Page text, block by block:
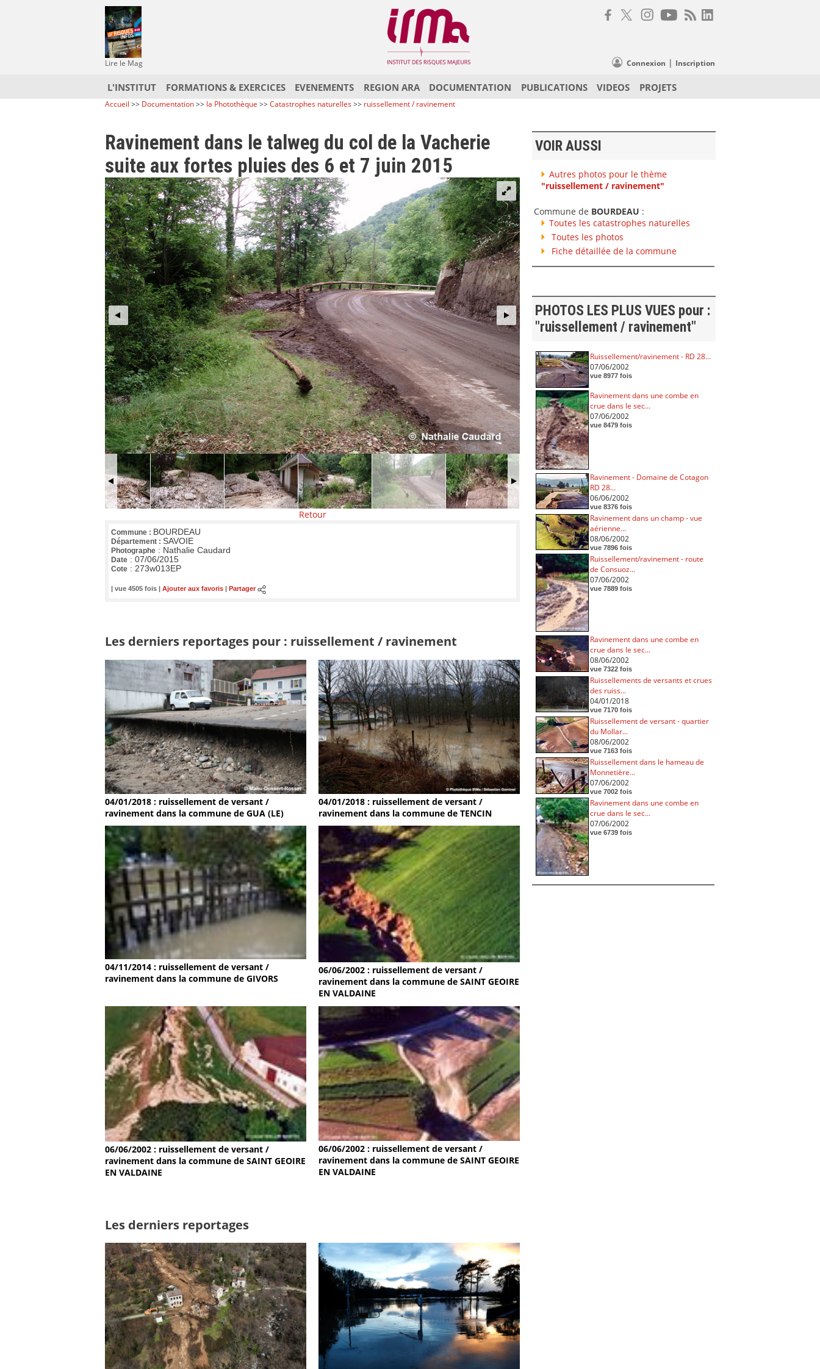
Lire le Mag Connexion | Inscription
L'INSTITUT FORMATIONS & EXERCICES EVENEMENTS REGION ARA DOCUMENTATION PUBLICATIONS VIDEOS PROJETS
Accueil >> Documentation>> la Photothèque >>Catastrophes naturelles>> ruissellement / ravinement
Ravinement dans le talweg du col de la Vacherie
suite aux fortes pluies des 6 et 7 juin 2015
Retour
Commune : BOURDEAU
Département : SAVOIE
Photographe : Nathalie Caudard
Date : 07/06/2015
Cote : 273w013EP
| vue 4505 fois | Ajouter aux favoris Partager
Les derniers reportages pour : ruissellement / ravinement
04/01/2018 : ruissellement de versant /
ravinement dans la commune de GUA (LE)
04/01/2018 : ruissellement de versant /
ravinement dans la commune de TENCIN
04/11/2014 : ruissellement de versant /
ravinement dans la commune de GIVORS
06/06/2002 : ruissellement de versant /
ravinement dans la commune de SAINT GEOIRE
EN VALDAINE
06/06/2002 : ruissellement de versant /
ravinement dans la commune de SAINT GEOIRE
EN VALDAINE
06/06/2002 : ruissellement de versant /
ravinement dans la commune de SAINT GEOIRE
EN VALDAINE
Les derniers reportages
VOIR AUSSI
Autres photos pour le thème
"ruissellement / ravinement"
Commune de BOURDEAU :
Toutes les catastrophes naturelles
Toutes les photos
Fiche détaillée de la commune
PHOTOS LES PLUS VUES pour :
"ruissellement / ravinement"
Ruissellement/ravinement - RD 28...
07/06/2002
vue 8977 fois
Ravinement dans une combe en
crue dans le sec...
07/06/2002
vue 8479 fois
Ravinement - Domaine de Cotagon
RD 28...
06/06/2002
vue 8376 fois
Ravinement dans un champ - vue
aérienne...
08/06/2002
vue 7896 fois
Ruissellement/ravinement - route
de Consuoz...
07/06/2002
vue 7889 fois
Ravinement dans une combe en
crue dans le sec...
08/06/2002
vue 7322 fois
Ruissellements de versants et crues
des ruiss...
04/01/2018
vue 7170 fois
Ruissellement de versant - quartier
du Mollar...
08/06/2002
vue 7163 fois
Ruissellement dans le hameau de
Monnetière...
07/06/2002
vue 7002 fois
Ravinement dans une combe en
crue dans le sec...
07/06/2002
vue 6739 fois